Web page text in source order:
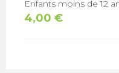
Enfants moins de 12
4,00 €